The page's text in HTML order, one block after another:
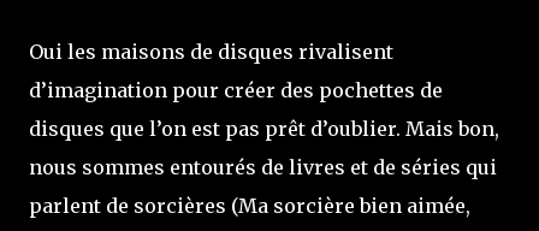
Oui les maisons de disques rivalisent
d’imagination pour créer des pochettes de
disques que l’on est pas prêt d’oublier. Mais bon,
nous sommes entourés de livres et de séries qui
parlent de sorcières (Ma sorcière bien aimée,